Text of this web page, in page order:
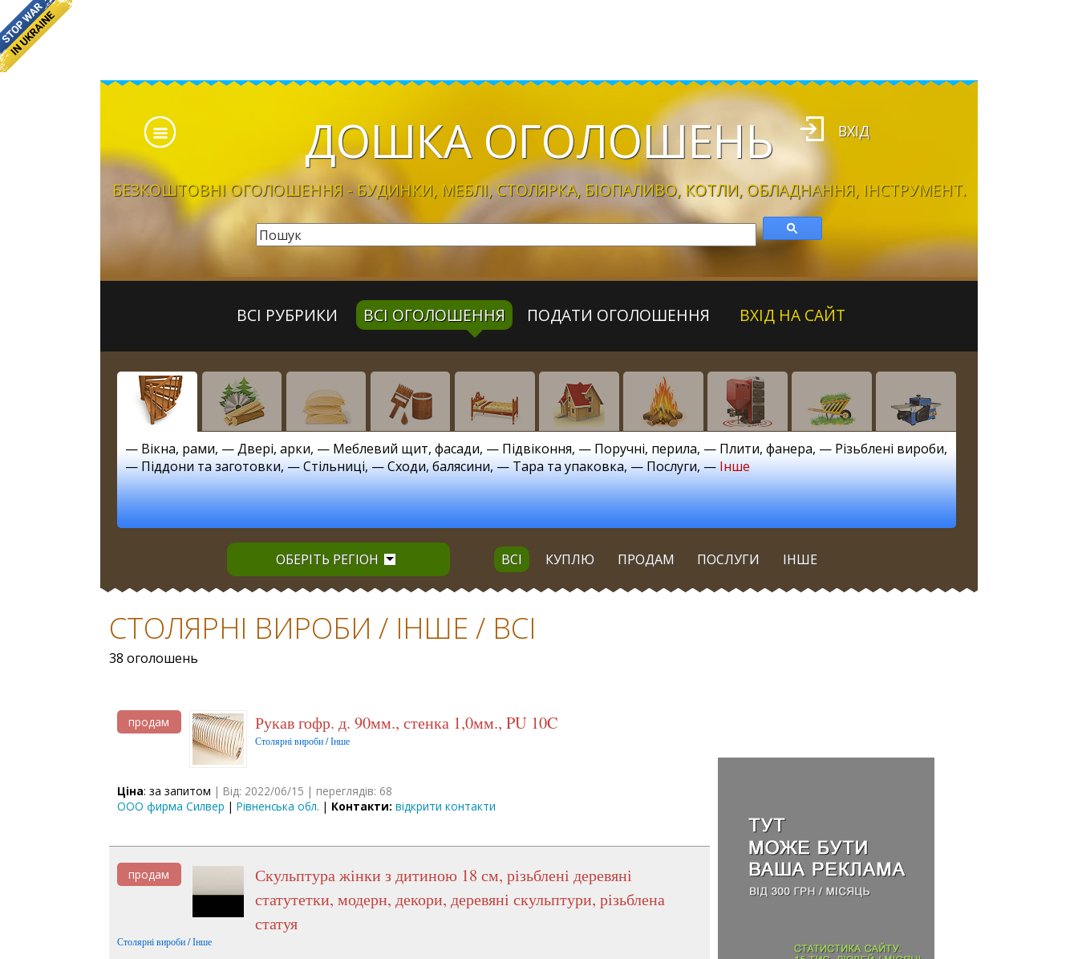
ДОШКА ОГОЛОШЕНЬ
БЕЗКОШТОВНІ ОГОЛОШЕННЯ - БУДИНКИ, МЕБЛІ, CТОЛЯРКА, БІОПАЛИВО, КОТЛИ, ОБЛАДНАННЯ, ІНСТРУМЕНТ.
ВХІД
ВСІ РУБРИКИ ВСІ ОГОЛОШЕННЯ ПОДАТИ ОГОЛОШЕННЯ ВХІД НА САЙТ
— Вікна, рами, —Двері, арки, — Меблевий щит, фасади, — Підвіконня, — Поручні, перила, — Плити, фанера, — Різьблені вироби,
—Піддони та заготовки, —Стільниці, —Сходи, балясини, —Тара та упаковка, —Послуги, —Інше
ОБЕРІТЬ РЕГІОН ВСІ КУПЛЮ ПРОДАМ ПОСЛУГИ ІНШЕ
СТОЛЯРНІ ВИРОБИ / ІНШЕ / ВСІ
38 оголошень
продам Рукав гофр. д. 90мм., стенка 1,0мм., PU 10C
Столярні вироби / Інше
Ціна: за запитом | Від: 2022/06/15 | переглядів: 68
ООО фирма Силвер | Рівненська обл. | Контакти: відкрити контакти
продам
Скульптура жінки з дитиною 18 см, різьблені деревяні
статутетки, модерн, декори, деревяні скульптури, різьблена
статуя
Столярні вироби / Інше